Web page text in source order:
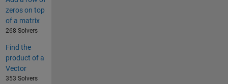
zeros on top
of a matrix
268 Solvers
Find the
product of a
Vector
353 Solvers